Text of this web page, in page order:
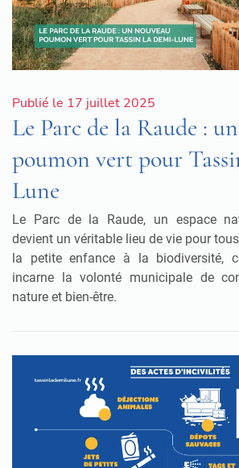
Publié le 17 juillet 2025
Le Parc de la Raude :
poumon vert pour
Lune
Le Parc de la Raude, un espace
devient un véritable lieu de vie pour
la petite enfance à la biodiversité,
incarne la volonté municipale de
nature et bien-être.